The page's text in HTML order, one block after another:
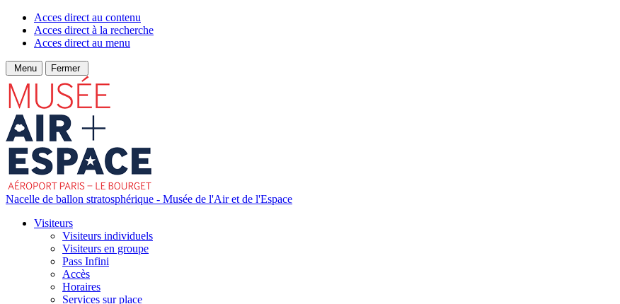
Acces direct au contenu
Acces direct à la recherche
Acces direct au menu
Menu Fermer
Nacelle de ballon stratosphérique - Musée de l'Air et de l'Espace
Visiteurs
Visiteurs individuels
Visiteurs en groupe
Pass Infini
Accès
Horaires
Services sur place